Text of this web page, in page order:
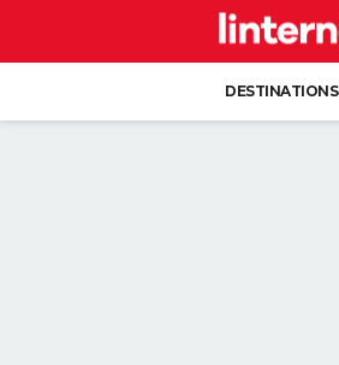
DESTINATIONS